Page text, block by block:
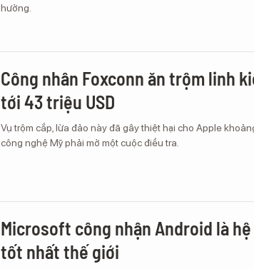
hưởng.
Công nhân Foxconn ăn trộm linh
tới 43 triệu USD
Vụ trộm cắp, lừa đảo này đã gây thiệt hại cho Apple
công nghệ Mỹ phải mở một cuộc điều tra.
Microsoft công nhận Android là
tốt nhất thế giới